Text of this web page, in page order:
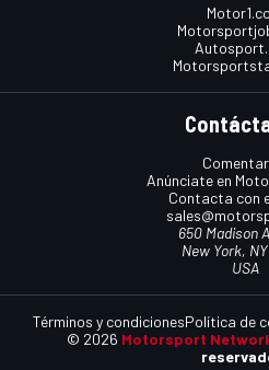
Anúnciate en
Contacta con
650 Madison
New York,
USA
© 2026 Motorsport
Términos y condicionesPolítica de